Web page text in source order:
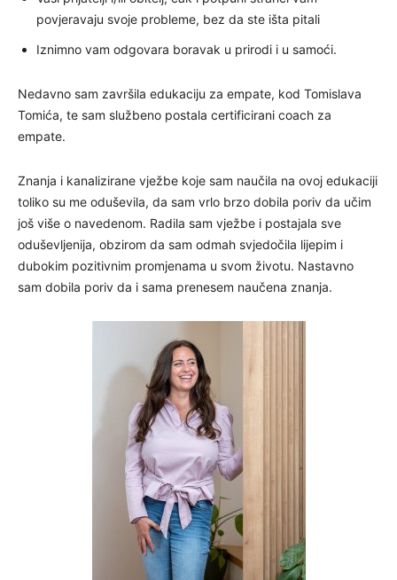
povjeravaju svoje probleme, bez da ste išta pitali
Iznimno vam odgovara boravak u prirodi i u samoći.
Nedavno sam završila edukaciju za empate, kod Tomislava
Tomića, te sam službeno postala certificirani coach za
empate.
Znanja i kanalizirane vježbe koje sam naučila na ovoj edukaciji
toliko su me oduševila, da sam vrlo brzo dobila poriv da učim
još više o navedenom. Radila sam vježbe i postajala sve
oduševljenija, obzirom da sam odmah svjedočila lijepim i
dubokim pozitivnim promjenama u svom životu. Nastavno
sam dobila poriv da i sama prenesem naučena znanja.